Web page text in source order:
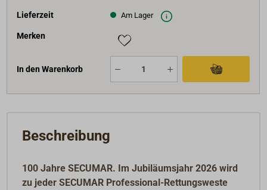
Lieferzeit Am Lager
Merken
In den Warenkorb
Beschreibung
100 Jahre SECUMAR. Im Jubiläumsjahr 2026 wird
zu jeder SECUMAR Professional-Rettungsweste